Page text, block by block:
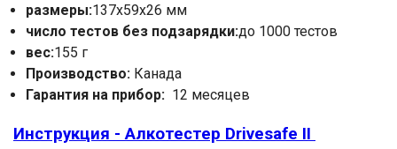
размеры:137x59x26 мм
число тестов без подзарядки:до 1000 тестов
вес:155 г
Производство: Канада
Гарантия на прибор: 12 месяцев
Инструкция - Алкотестер Drivesafe II